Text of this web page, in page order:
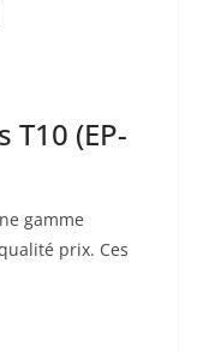
T10 (EP-
gamme
prix. Ces